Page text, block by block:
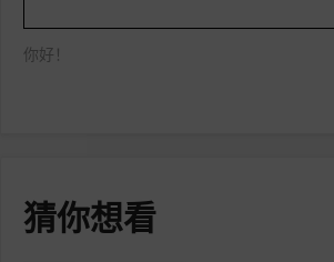
你好！
猜你想看